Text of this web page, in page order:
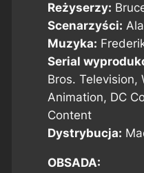
Reżyserzy:
Scenarzyści:
Muzyka:
Serial
Bros. Television,
Animation, DC
Content
Dystrybucja:
OBSADA: